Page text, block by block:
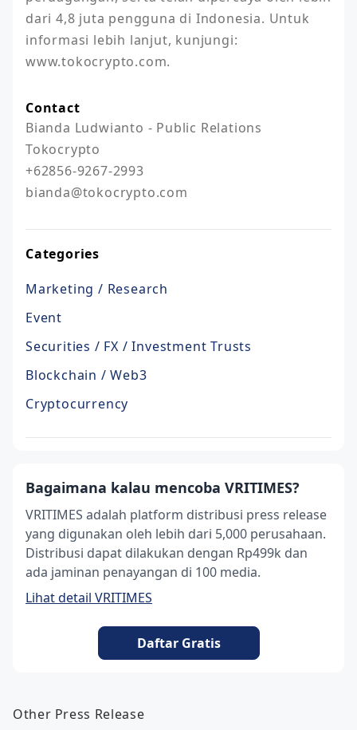
dari 4,8 juta pengguna di Indonesia. Untuk
informasi lebih lanjut, kunjungi:
www.tokocrypto.com.
Contact
Bianda Ludwianto - Public Relations
Tokocrypto
+62856-9267-2993
bianda@tokocrypto.com
Categories
Marketing / Research
Event
Securities / FX / Investment Trusts
Blockchain / Web3
Cryptocurrency
Bagaimana kalau mencoba VRITIMES?
VRITIMES adalah platform distribusi press release
yang digunakan oleh lebih dari 5,000 perusahaan.
Distribusi dapat dilakukan dengan Rp499k dan
ada jaminan penayangan di 100 media.
Lihat detail VRITIMES
Daftar Gratis
Other Press Release